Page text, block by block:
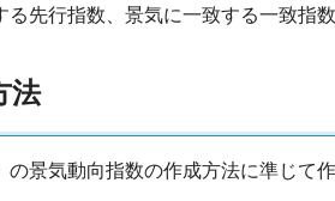
る先行指数、景気に一致する一致指
法
の景気動向指数の作成方法に準じて